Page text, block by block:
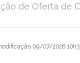
09/07/2026
de Oferta de